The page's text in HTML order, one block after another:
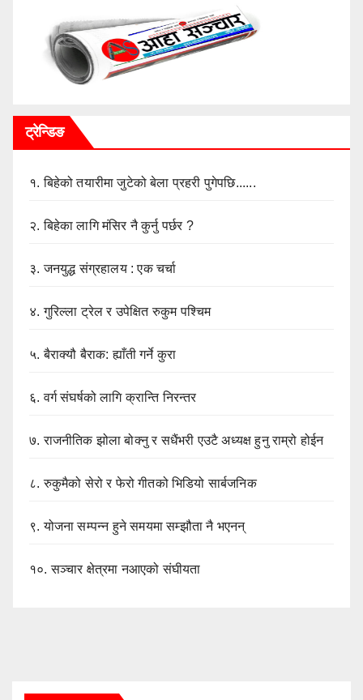
ट्रेन्डिङ
१.बिहेको तयारीमा जुटेको बेला प्रहरी पुगेपछि......
२.बिहेका लागि मंसिर नै कुर्नु पर्छर ?
३.जनयुद्ध संग्रहालय : एक चर्चा
४.गुरिल्ला ट्रेल र उपेक्षित रुकुम पश्चिम
५.बैराक्यौ बैराक: ह्याँती गर्ने कुरा
६.वर्ग संघर्षको लागि क्रान्ति निरन्तर
७.राजनीतिक झोला बोक्नु र सधैंभरी एउटै अध्यक्ष हुनु राम्रो होईन
८.रुकुमैको सेरो र फेरो गीतको भिडियो सार्बजनिक
९.योजना सम्पन्न हुने समयमा सम्झौता नै भएनन्
१०.सञ्चार क्षेत्रमा नआएको संघीयता